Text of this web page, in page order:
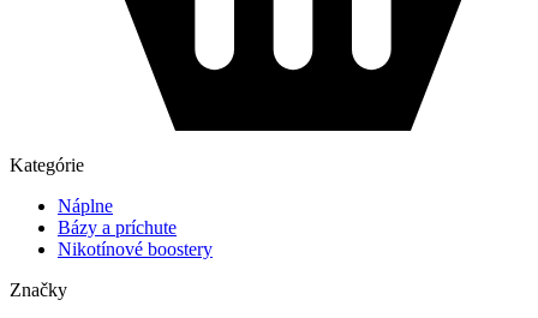
Kategórie
Náplne
Bázy a príchute
Nikotínové boostery
Značky